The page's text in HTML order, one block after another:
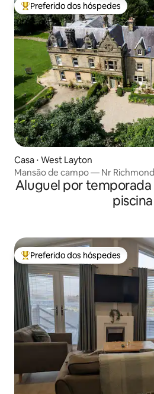
Entre os melhores preferidos dos
Preferido dos hóspedes
Casa ⋅ West Layton
Mansão de campo — Nr
Aluguel por
piscina
Entre os melhores preferidos dos
Preferido dos hóspedes